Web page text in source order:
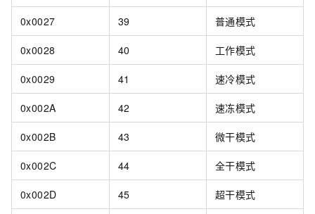
0x0027 39 普通模式
0x0028 40 工作模式
0x0029 41 速冷模式
0x002A 42 速冻模式
0x002B 43 微干模式
0x002C 44 全干模式
0x002D 45 超干模式